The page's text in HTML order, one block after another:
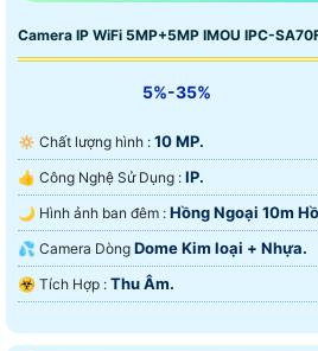
Camera IP WiFi 5MP+5MP IMOU IPC-
5%-35%
🔅 Chất lượng hình : 10 MP.
👍 Công Nghệ Sử Dụng : IP.
🌙 Hình ảnh ban đêm : Hồng Ngoại 10m
💦 Camera Dòng Dome Kim loại + Nhựa.
️☣️ Tích Hợp : Thu Âm.